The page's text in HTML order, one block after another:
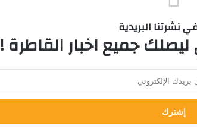
نشرتنا البريدية
ليصلك جميع اخبار القاطرة !